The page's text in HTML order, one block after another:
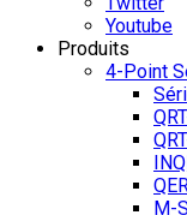
Youtube
Produits
4-Point
M-